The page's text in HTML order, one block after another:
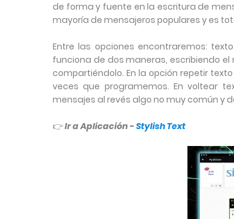
de forma y fuente en la escritura de
mayoría de mensajeros populares y es
Entre las opciones encontraremos:
funciona de dos maneras, escribiendo
compartiéndolo. En la opción repetir
veces que programemos. En voltear
mensajes al revés algo no muy común y
👉Ir a Aplicación -Stylish Text